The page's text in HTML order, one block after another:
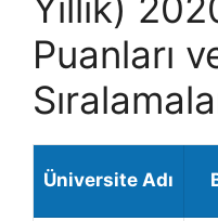
Puanları
Üniversite Adı